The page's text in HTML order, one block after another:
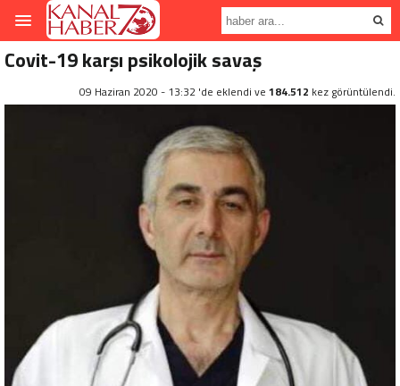
Covit-19 karşı psikolojik savaş
09 Haziran 2020 - 13:32 'de eklendi ve 184.512 kez görüntülendi.